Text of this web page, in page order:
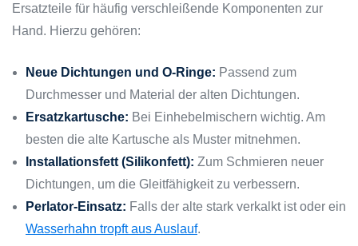
Ersatzteile für häufig verschleißende Komponenten zur
Hand. Hierzu gehören:
Neue Dichtungen und O-Ringe: Passend zum
Durchmesser und Material der alten Dichtungen.
Ersatzkartusche: Bei Einhebelmischern wichtig. Am
besten die alte Kartusche als Muster mitnehmen.
Installationsfett (Silikonfett): Zum Schmieren neuer
Dichtungen, um die Gleitfähigkeit zu verbessern.
Perlator-Einsatz: Falls der alte stark verkalkt ist oder ein
Wasserhahn tropft aus Auslauf.